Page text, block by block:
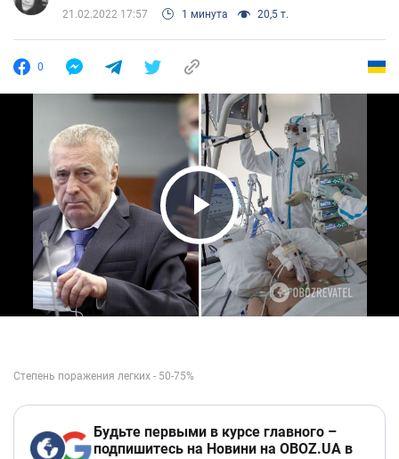
21.02.2022 17:57 1 минута 20,5 т.
0
Play Video
Будьте первыми в курсе главного –
подпишитесь на Новини на OBOZ.UA в